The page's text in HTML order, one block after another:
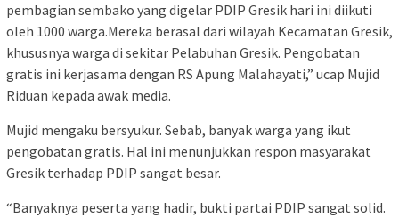
pembagian sembako yang digelar PDIP Gresik hari ini diikuti
oleh 1000 warga.Mereka berasal dari wilayah Kecamatan Gresik,
khususnya warga di sekitar Pelabuhan Gresik. Pengobatan
gratis ini kerjasama dengan RS Apung Malahayati,” ucap Mujid
Riduan kepada awak media.
Mujid mengaku bersyukur. Sebab, banyak warga yang ikut
pengobatan gratis. Hal ini menunjukkan respon masyarakat
Gresik terhadap PDIP sangat besar.
“Banyaknya peserta yang hadir, bukti partai PDIP sangat solid.